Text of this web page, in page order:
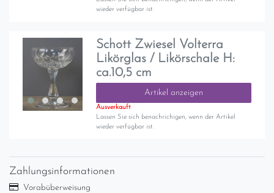
wieder verfügbar ist.
Schott Zwiesel Volterra
Likörglas / Likörschale H:
ca.10,5 cm
Artikel anzeigen
Ausverkauft
Lassen Sie sich benachrichigen, wenn der Artikel
wieder verfügbar ist.
Zahlungsinformationen
Vorabüberweisung